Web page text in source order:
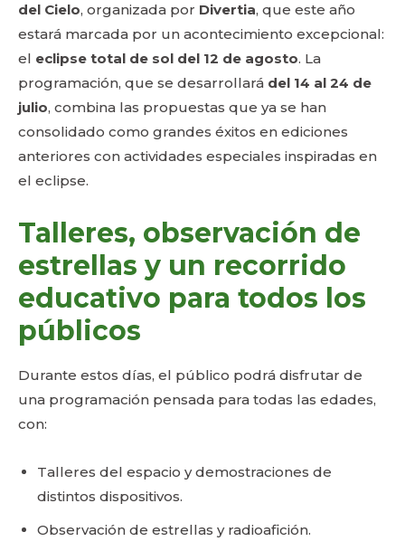
del Cielo, organizada por Divertia, que este año
estará marcada por un acontecimiento excepcional:
el eclipse total de sol del 12 de agosto. La
programación, que se desarrollará del 14 al 24 de
julio, combina las propuestas que ya se han
consolidado como grandes éxitos en ediciones
anteriores con actividades especiales inspiradas en
el eclipse.
Talleres, observación de
estrellas y un recorrido
educativo para todos los
públicos
Durante estos días, el público podrá disfrutar de
una programación pensada para todas las edades,
con:
Talleres del espacio y demostraciones de
distintos dispositivos.
Observación de estrellas y radioafición.